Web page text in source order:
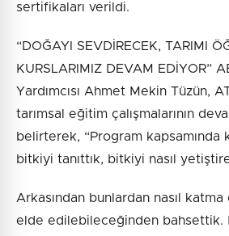
sertifikaları verildi.
“DOĞAYI SEVDİRECEK, TARIMI
KURSLARIMIZ DEVAM EDİYOR”
Yardımcısı Ahmet Mekin Tüzün,
tarımsal eğitim çalışmalarının
belirterek, “Program kapsamında
bitkiyi tanıttık, bitkiyi nasıl
Arkasından bunlardan nasıl
elde edilebileceğinden bahsettik.